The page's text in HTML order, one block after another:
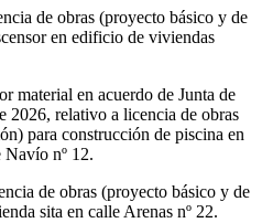
de obras (proyecto básico y de
en edificio de viviendas
material en acuerdo de Junta de
2026, relativo a licencia de obras
para construcción de piscina en
nº 12.
de obras (proyecto básico y de
sita en calle Arenas nº 22.